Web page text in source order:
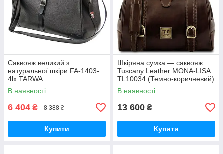
Саквояж великий з
натуральної шкіри FA-1403-
4lx TARWA
В наявності
6 404 ₴ 8 388 ₴
Купити
Шкіряна сумка — саквояж
Tuscany Leather MONA-LISA
TL10034 (Темно-коричневий)
В наявності
13 600 ₴
Купити